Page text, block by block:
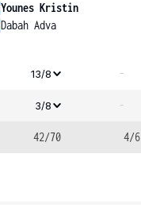
Younes Kristin
Dabah Adva
13/8 -
3/8 -
42/70 4/6